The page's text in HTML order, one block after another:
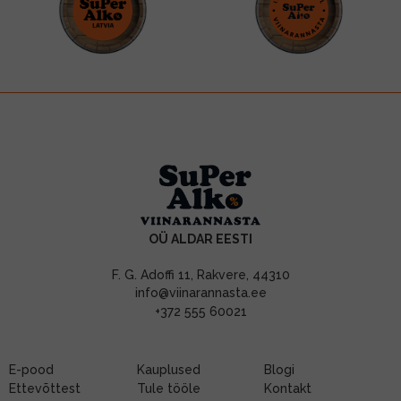
OÜ ALDAR EESTI
F. G. Adoffi 11, Rakvere, 44310
info@viinarannasta.ee
+372 555 60021
E-pood Kauplused
Blogi
Ettevõttest
Tule tööle
Kontakt